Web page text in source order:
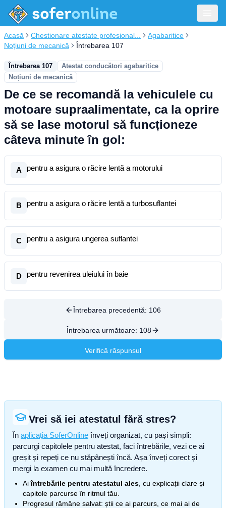
Acasă Chestionare atestate profesional...
Agabaritice
Noțiuni de mecanică
Întrebarea 107
Întrebarea 107
Atestat conducători agabaritice
Noțiuni de mecanică
De ce se recomandă la vehiculele cu
motoare supraalimentate, ca la oprire
să se lase motorul să funcționeze
câteva minute în gol:
A pentru a asigura o răcire lentă a motorului
B pentru a asigura o răcire lentă a turbosuflantei
C pentru a asigura ungerea suflantei
D pentru revenirea uleiului în baie
Întrebarea precedentă: 106
Întrebarea următoare: 108
Verifică răspunsul
Vrei să iei atestatul fără stres?
În aplicația SoferOnline înveți organizat, cu pași simpli:
parcurgi capitolele pentru atestat, faci întrebările, vezi ce ai
greșit și repeți ce nu stăpânești încă. Așa înveți corect și
mergi la examen cu mai multă încredere.
Aiîntrebările pentru atestatul ales , cu explicații clare și
capitole parcurse în ritmul tău.
Progresul rămâne salvat: știi ce ai parcurs, ce mai ai de